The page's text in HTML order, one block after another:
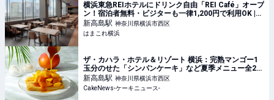
横浜東急REIホテルにドリンク自由「REI Café」オープ
ン！宿泊者無料・ビジターも一律1,200円で利用OK |
はまこれ横浜
新高島駅 神奈川県横浜市西区
はまこれ横浜
ザ・カハラ・ホテル＆リゾート 横浜：完熟マンゴー1
玉分のせた「シンパンケーキ」など夏季メニュー全2
種、6月1日より4ヵ月展開
新高島駅 神奈川県横浜市西区
CakeNews-ケーキニュース-